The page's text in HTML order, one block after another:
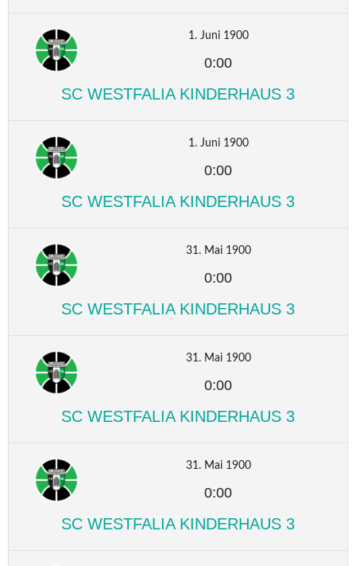
1. Juni 1900
0:00
SC WESTFALIA KINDERHAUS 3
1. Juni 1900
0:00
SC WESTFALIA KINDERHAUS 3
31. Mai 1900
0:00
SC WESTFALIA KINDERHAUS 3
31. Mai 1900
0:00
SC WESTFALIA KINDERHAUS 3
31. Mai 1900
0:00
SC WESTFALIA KINDERHAUS 3